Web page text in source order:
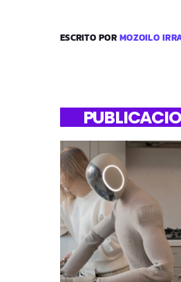
ESCRITO PORMOZOILO